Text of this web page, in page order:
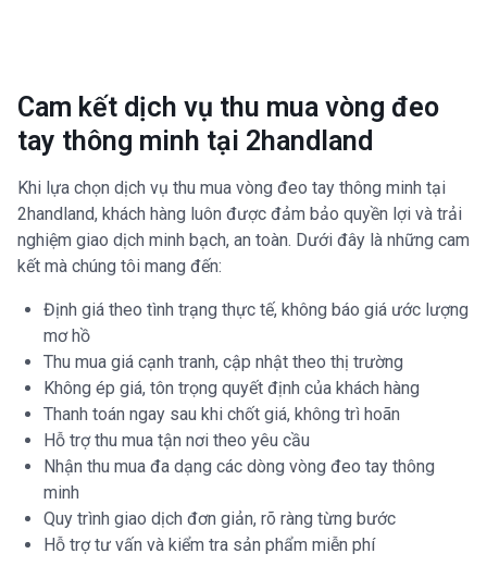
Cam kết dịch vụ thu mua vòng đeo
tay thông minh tại 2handland
Khi lựa chọn dịch vụ thu mua vòng đeo tay thông minh tại
2handland, khách hàng luôn được đảm bảo quyền lợi và trải
nghiệm giao dịch minh bạch, an toàn. Dưới đây là những cam
kết mà chúng tôi mang đến:
Định giá theo tình trạng thực tế, không báo giá ước lượng
mơ hồ
Thu mua giá cạnh tranh, cập nhật theo thị trường
Không ép giá, tôn trọng quyết định của khách hàng
Thanh toán ngay sau khi chốt giá, không trì hoãn
Hỗ trợ thu mua tận nơi theo yêu cầu
Nhận thu mua đa dạng các dòng vòng đeo tay thông
minh
Quy trình giao dịch đơn giản, rõ ràng từng bước
Hỗ trợ tư vấn và kiểm tra sản phẩm miễn phí